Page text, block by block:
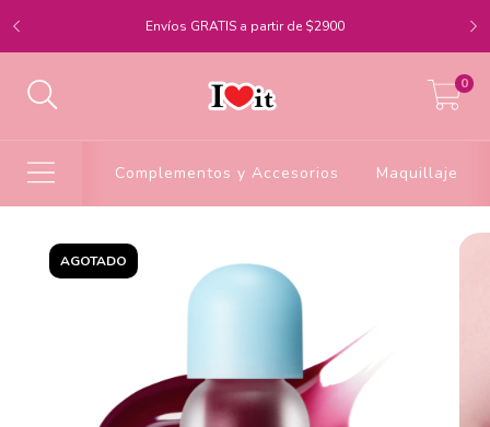
Envíos GRATIS a partir de $2900
0
Complementos y Accesorios Maquillaje
AGOTADO